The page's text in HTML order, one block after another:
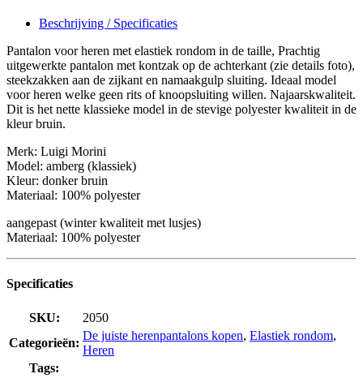
Beschrijving / Specificaties
Pantalon voor heren met elastiek rondom in de taille, Prachtig
uitgewerkte pantalon met kontzak op de achterkant (zie details foto),
steekzakken aan de zijkant en namaakgulp sluiting. Ideaal model
voor heren welke geen rits of knoopsluiting willen. Najaarskwaliteit.
Dit is het nette klassieke model in de stevige polyester kwaliteit in de
kleur bruin.
Merk: Luigi Morini
Model: amberg (klassiek)
Kleur: donker bruin
Materiaal: 100% polyester
aangepast (winter kwaliteit met lusjes)
Materiaal: 100% polyester
Specificaties
SKU:
2050
Categorieën:
De juiste herenpantalons kopen, Elastiek rondom,
Heren
Tags: